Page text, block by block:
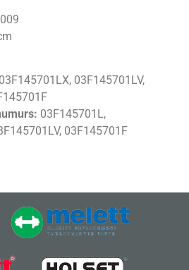
03F145701LX, 03F145701LV,
03F145701L,
03F145701F